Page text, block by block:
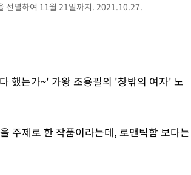
선별하여 11월 21일까지. 2021.10.27.
했는가~' 가왕 조용필의 '창밖의 여자' 노
주제로 한 작품이라는데, 로맨틱함 보다는